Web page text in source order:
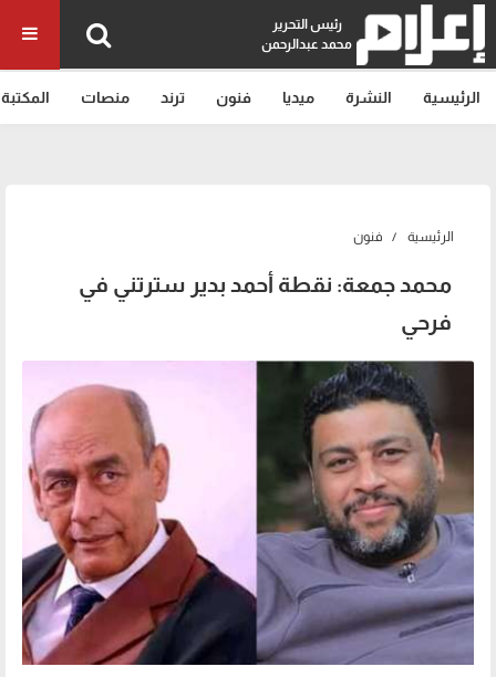
رئيس التحرير
محمد عبدالرحمن
الرئيسية النشرة ميديا فنون ترند منصات المكتبة
الرئيسية فنون
محمد جمعة: نقطة أحمد بدير سترتني في
فرحي